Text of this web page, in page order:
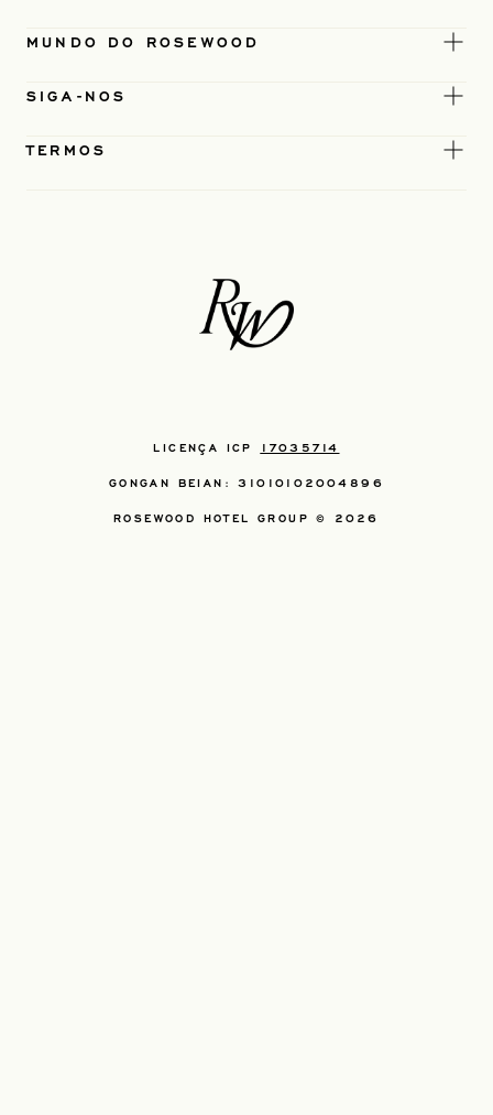
MUNDO DO ROSEWOOD
SIGA-NOS
TERMOS
LICENÇA ICP 17035714
GONGAN BEIAN: 31010102004896
ROSEWOOD HOTEL GROUP © 2026